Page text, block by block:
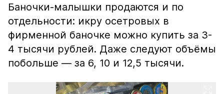
Баночки-малышки продаются и по
отдельности: икру осетровых в
фирменной баночке можно купить за 3-
4 тысячи рублей. Даже следуют объёмы
побольше — за 6, 10 и 12,5 тысячи.